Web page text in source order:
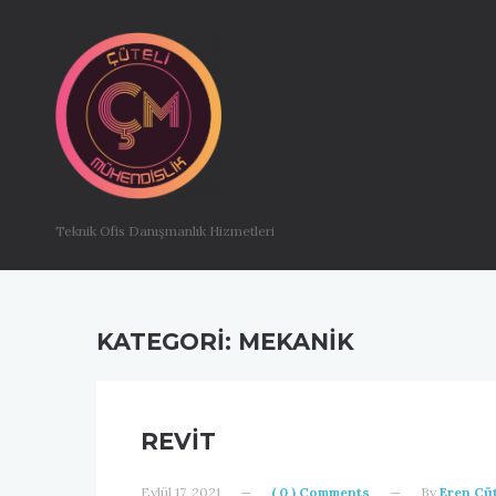
Teknik Ofis Danışmanlık Hizmetleri
KATEGORI: MEKANIK
REVIT
Eylül 17, 2021 — ( 0 ) Comments — By Eren